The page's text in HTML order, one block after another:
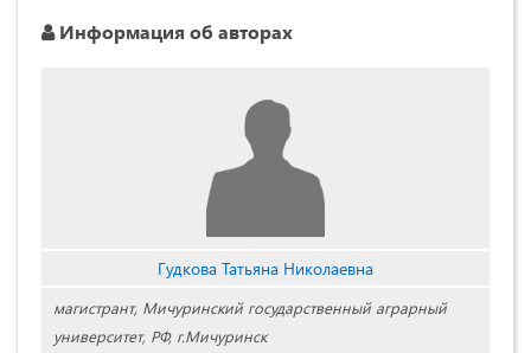
Информация об авторах
Гудкова Татьяна Николаевна
магистрант, Мичуринский государственный аграрный
университет, РФ, г.Мичуринск